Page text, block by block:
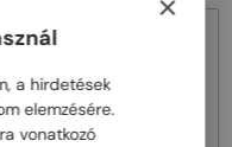
48/72
a hirdetések
elemzésére.
vonatkozó